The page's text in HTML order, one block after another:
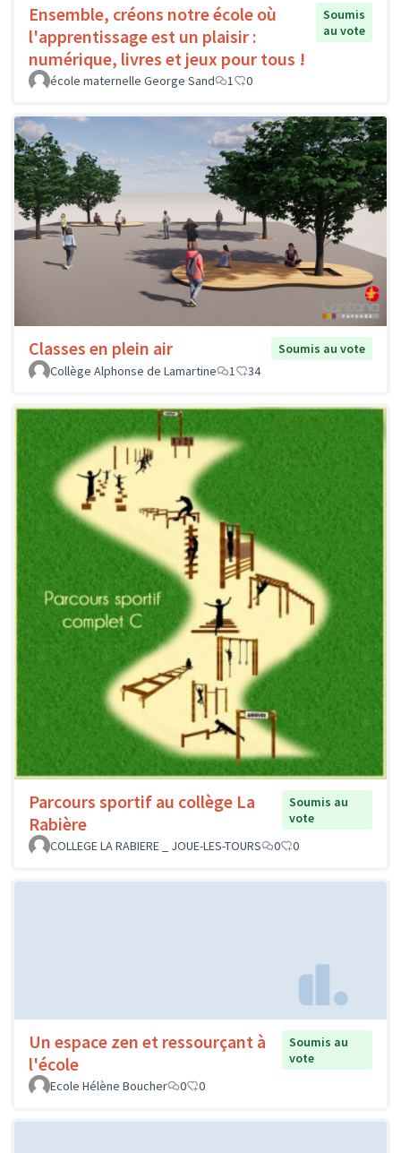
Ensemble, créons notre école où
l'apprentissage est un plaisir :
numérique, livres et jeux pour tous !
Soumis
au vote
école maternelle George Sand 1 0
Classes en plein air
Soumis au vote
Collège Alphonse de Lamartine
1 34
Parcours sportif au collège La
Rabière
Soumis au
vote
COLLEGE LA RABIERE _ JOUE-LES-TOURS
0 0
Un espace zen et ressourçant à
l'école
Soumis au
vote
Ecole Hélène Boucher
0 0